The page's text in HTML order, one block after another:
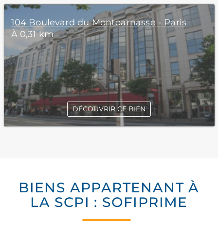
104 Boulevard du Montparnasse - Paris
À 0,31 km
DÉCOUVRIR CE BIEN
BIENS APPARTENANT À
LA SCPI : SOFIPRIME